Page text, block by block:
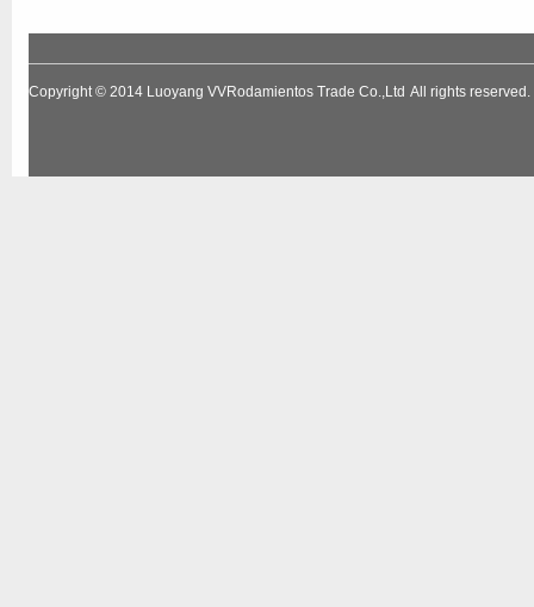
Copyright © 2014 Luoyang VVRodamientos Trade Co.,Ltd All rights